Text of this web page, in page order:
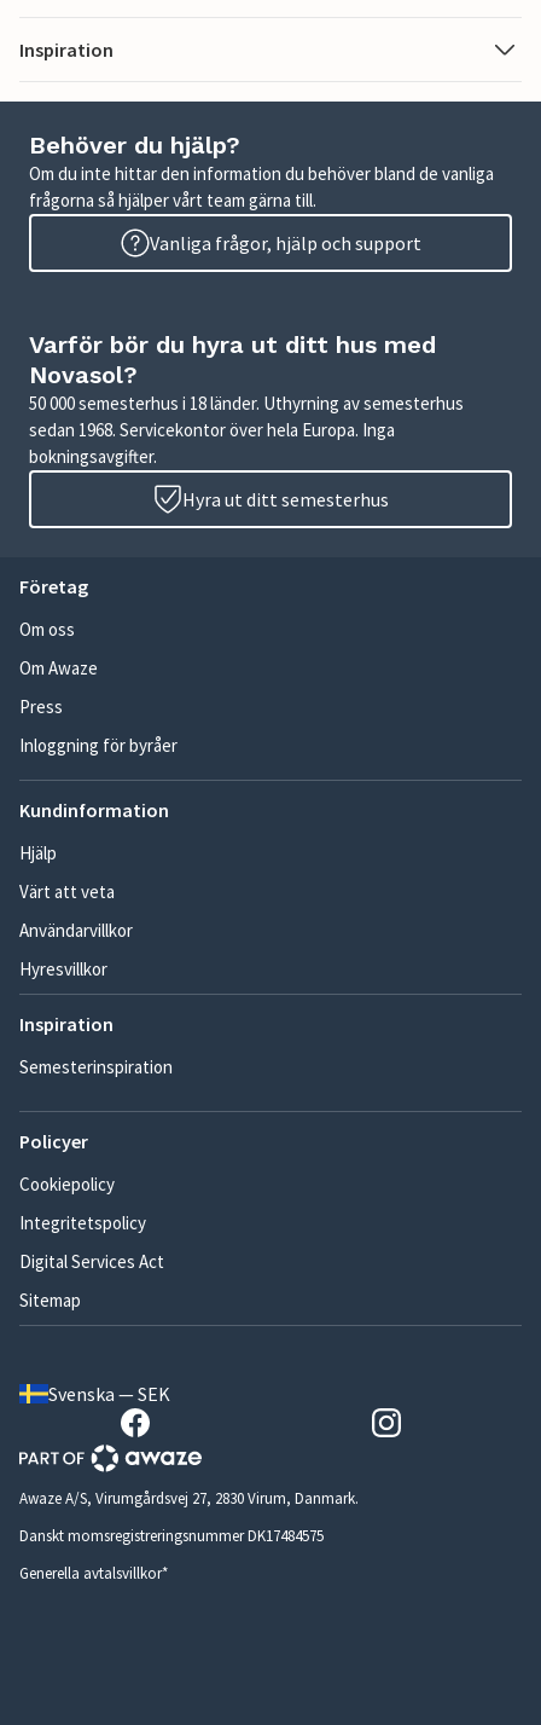
Inspiration
Behöver du hjälp?
Om du inte hittar den information du behöver bland de vanliga
frågorna så hjälper vårt team gärna till.
Vanliga frågor, hjälp och support
Varför bör du hyra ut ditt hus med
Novasol?
50 000 semesterhus i 18 länder. Uthyrning av semesterhus
sedan 1968. Servicekontor över hela Europa. Inga
bokningsavgifter.
Hyra ut ditt semesterhus
Företag
Om oss
Om Awaze
Press
Inloggning för byråer
Kundinformation
Hjälp
Värt att veta
Användarvillkor
Hyresvillkor
Inspiration
Semesterinspiration
Policyer
Cookiepolicy
Integritetspolicy
Digital Services Act
Sitemap
Svenska — SEK
Awaze A/S, Virumgårdsvej 27, 2830 Virum, Danmark.
Danskt momsregistreringsnummer DK17484575
Generella avtalsvillkor*